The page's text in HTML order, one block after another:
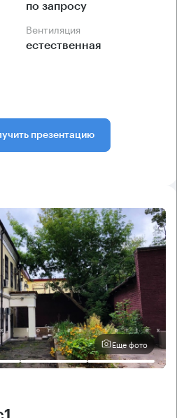
по запросу
Вентиляция
естественная
презентацию
Еще фото